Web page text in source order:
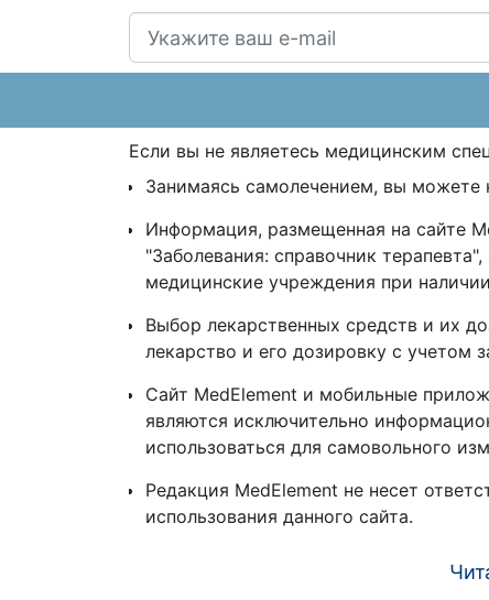
Если вы не являетесь медицинским
Занимаясь самолечением, вы
Информация, размещенная на сайте
"Заболевания: справочник
медицинские учреждения при
Выбор лекарственных средств и их
лекарство и его дозировку с учетом
Сайт MedElement и мобильные
являются исключительно
использоваться для самовольного
Редакция MedElement не несет
использования данного сайта.